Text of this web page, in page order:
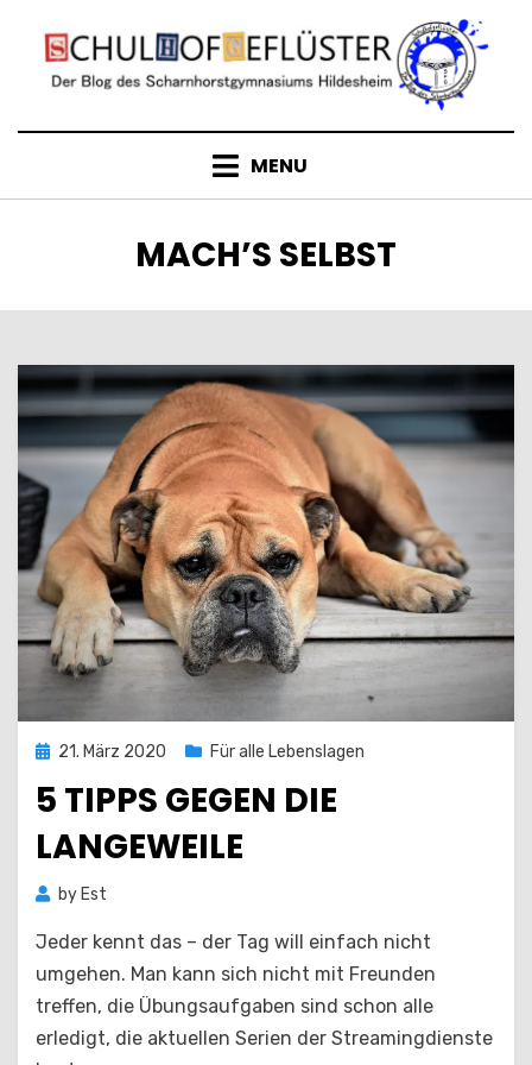
content
MENU
KATEGORIE
:
MACH’S SELBST
Posted
21. März 2020 Für alle Lebenslagen
5 TIPPS GEGEN DIE
LANGEWEILE
by Est
Jeder kennt das – der Tag will einfach nicht
umgehen. Man kann sich nicht mit Freunden
treffen, die Übungsaufgaben sind schon alle
erledigt, die aktuellen Serien der Streamingdienste